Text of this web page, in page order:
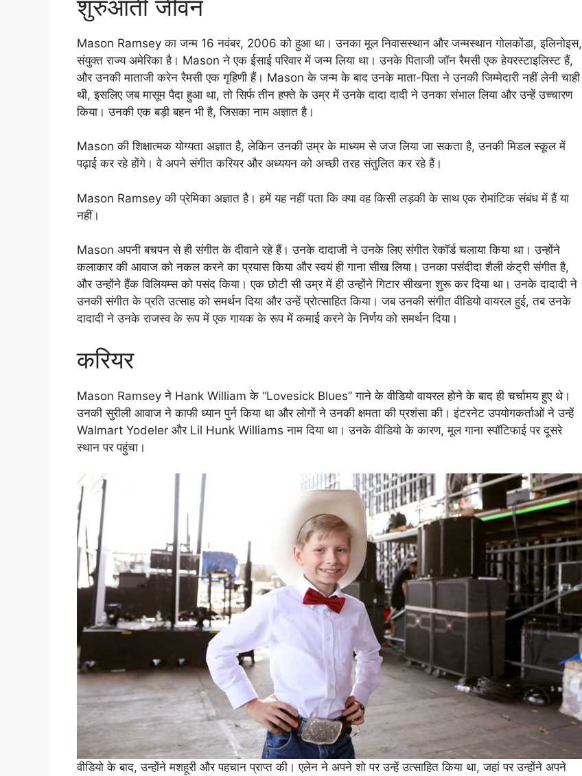
शुरुआती जीवन
Mason Ramsey का जन्म 16 नवंबर, 2006 को हुआ था। उनका मूल निवासस्थान और जन्मस्थान गोलकोंडा, इलिनोइस,
संयुक्त राज्य अमेरिका है। Mason ने एक ईसाई परिवार में जन्म लिया था। उनके पिताजी जॉन रैमसी एक हेयरस्टाइलिस्ट हैं,
और उनकी माताजी करेन रैमसी एक गृहिणी हैं। Mason के जन्म के बाद उनके माता-पिता ने उनकी जिम्मेदारी नहीं लेनी चाही
थी, इसलिए जब मासूम पैदा हुआ था, तो सिर्फ तीन हफ्ते के उम्र में उनके दादा दादी ने उनका संभाल लिया और उन्हें उच्चारण
किया। उनकी एक बड़ी बहन भी है, जिसका नाम अज्ञात है।
Mason की शिक्षात्मक योग्यता अज्ञात है, लेकिन उनकी उम्र के माध्यम से जज लिया जा सकता है, उनकी मिडल स्कूल में
पढ़ाई कर रहे होंगे। वे अपने संगीत करियर और अध्ययन को अच्छी तरह संतुलित कर रहे हैं।
Mason Ramsey की प्रेमिका अज्ञात है। हमें यह नहीं पता कि क्या वह किसी लड़की के साथ एक रोमांटिक संबंध में हैं या
नहीं।
Mason अपनी बचपन से ही संगीत के दीवाने रहे हैं। उनके दादाजी ने उनके लिए संगीत रेकॉर्ड चलाया किया था। उन्होंने
कलाकार की आवाज को नकल करने का प्रयास किया और स्वयं ही गाना सीख लिया। उनका पसंदीदा शैली कंट्री संगीत है,
और उन्होंने हैंक विलियम्स को पसंद किया। एक छोटी सी उम्र में ही उन्होंने गिटार सीखना शुरू कर दिया था। उनके दादादी ने
उनकी संगीत के प्रति उत्साह को समर्थन दिया और उन्हें प्रोत्साहित किया। जब उनकी संगीत वीडियो वायरल हुई, तब उनके
दादादी ने उनके राजस्व के रूप में एक गायक के रूप में कमाई करने के निर्णय को समर्थन दिया।
करियर
Mason Ramsey ने Hank William के “Lovesick Blues” गाने के वीडियो वायरल होने के बाद ही चर्चामय हुए थे।
उनकी सुरीली आवाज ने काफी ध्यान पुर्न किया था और लोगों ने उनकी क्षमता की प्रशंसा की। इंटरनेट उपयोगकर्ताओं ने उन्हें
Walmart Yodeler और Lil Hunk Williams नाम दिया था। उनके वीडियो के कारण, मूल गाना स्पॉटिफाई पर दूसरे
स्थान पर पहुंचा।
वीडियो के बाद, उन्होंने मशहूरी और पहचान प्राप्त की। एलेन ने अपने शो पर उन्हें उत्साहित किया था, जहां पर उन्होंने अपने